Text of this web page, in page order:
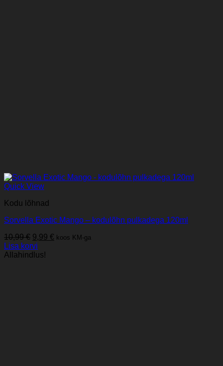
Quick View
Kodu lõhnad
Sorvella Exotic Mango – kodulõhn pulkadega 120ml
10,99€ Algne
hind
oli:
9,99 € Praegune
koos KM-ga
Lisa korvi
Allahindlus!